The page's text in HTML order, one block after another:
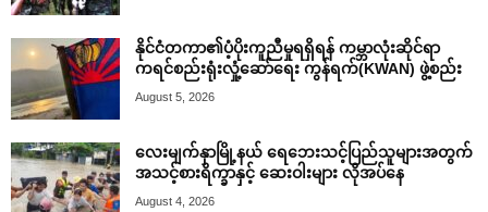
နိုင်ငံတကာ၏ပံ့ပိုးကူညီမှုရရှိရန် ကမ္ဘာလုံးဆိုင်ရာ
ကရင်စည်းရုံးလှုံ့ဆော်ရေး ကွန်ရက်(KWAN) ဖွဲ့စည်း
August 5, 2026
လေးမျက်နှာမြို့နယ် ရေဘေးသင့်ပြည်သူများအတွက်
အသင့်စားရိက္ခာနှင့် ဆေးဝါးများ လိုအပ်နေ
August 4, 2026